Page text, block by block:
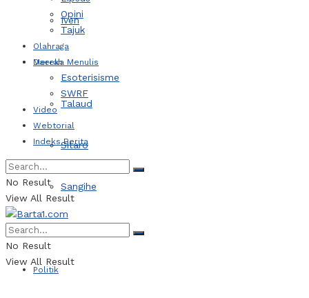
Iven
Daerah
Talaud
Sitaro
Sangihe
Politik
Opini
Tajuk
Olahraga
Mereka Menulis
Esoterisisme
SWRF
Video
Webtorial
Indeks Berita
No Result
View All Result
No Result
View All Result